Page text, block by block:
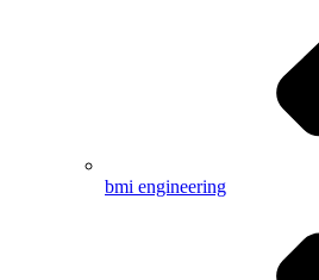
bmi engineering